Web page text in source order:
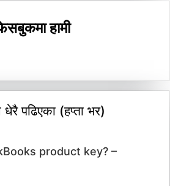
हामी
पढिएका (हप्ता भर)
product key? –